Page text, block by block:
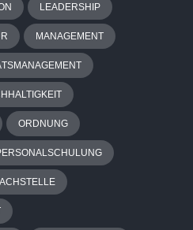
LEADERSHIP
MANAGEMENT
ORDNUNG